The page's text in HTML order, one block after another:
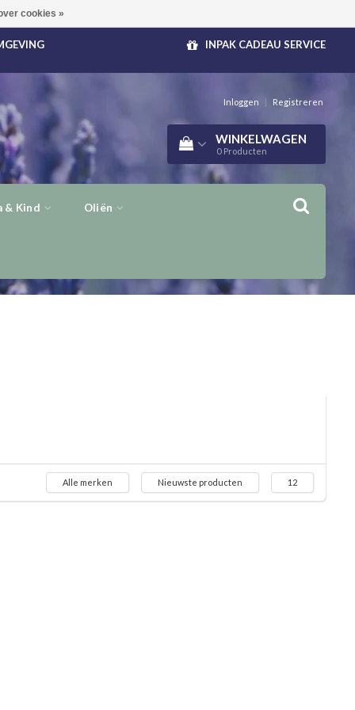
INPAK CADEAU SERVICE
Inloggen | Registreren
WINKELWAGEN
0 Producten
& Kind Oliën
Alle merken Nieuwste producten 12
cookies »